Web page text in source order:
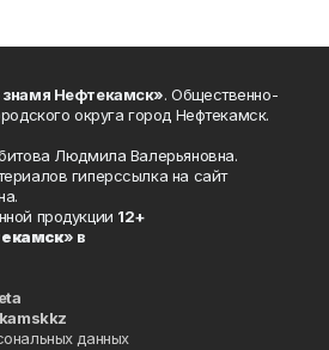
знамя Нефтекамск». Общественно-
округа город Нефтекамск.
Людмила Валерьяновна.
гиперссылка на сайт
продукции 12+
» в
данных